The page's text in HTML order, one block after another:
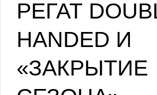
РЕГАТ
HANDED И
«ЗАКРЫТИЕ